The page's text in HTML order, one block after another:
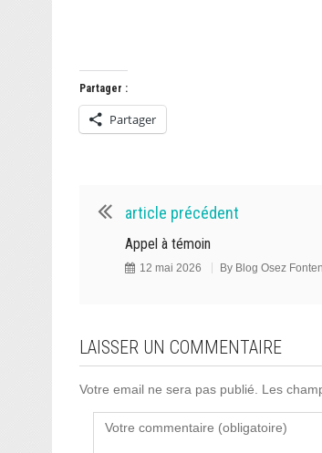
Partager :
Partager
article précédent
Appel à témoin
12 mai 2026 By Blog Osez
LAISSER UN COMMENTAIRE
Votre email ne sera pas publié. Les